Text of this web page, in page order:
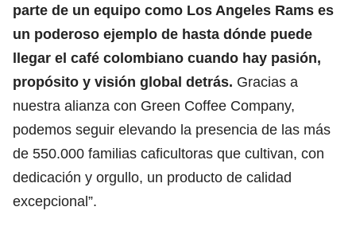
parte de un equipo como Los Angeles Rams es
un poderoso ejemplo de hasta dónde puede
llegar el café colombiano cuando hay pasión,
propósito y visión global detrás. Gracias a
nuestra alianza con Green Coffee Company,
podemos seguir elevando la presencia de las más
de 550.000 familias caficultoras que cultivan, con
dedicación y orgullo, un producto de calidad
excepcional”.